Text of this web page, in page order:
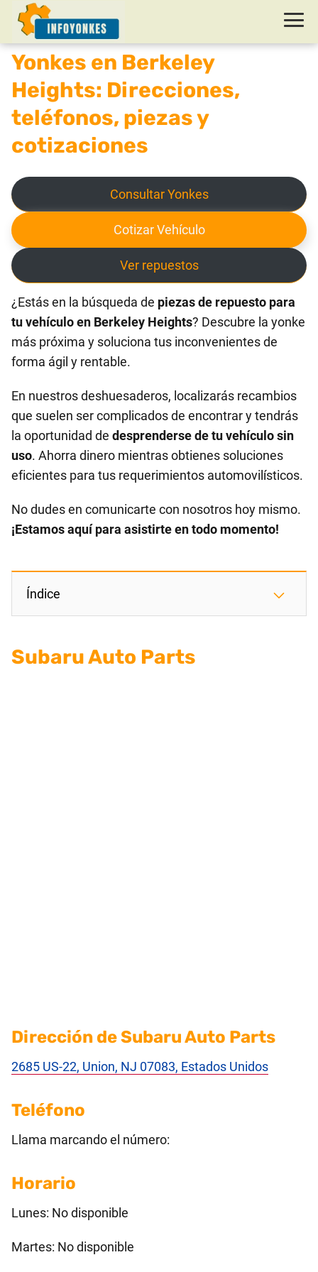
Yonkes en Berkeley
Heights: Direcciones,
teléfonos, piezas y
cotizaciones
Consultar Yonkes
Cotizar Vehículo
Ver repuestos
¿Estás en la búsqueda de piezas de repuesto para
tu vehículo en Berkeley Heights? Descubre la yonke
más próxima y soluciona tus inconvenientes de
forma ágil y rentable.
En nuestros deshuesaderos, localizarás recambios
que suelen ser complicados de encontrar y tendrás
la oportunidad de desprenderse de tu vehículo sin
uso. Ahorra dinero mientras obtienes soluciones
eficientes para tus requerimientos automovilísticos.
No dudes en comunicarte con nosotros hoy mismo.
¡Estamos aquí para asistirte en todo momento!
Índice
Subaru Auto Parts
Dirección de Subaru Auto Parts
2685 US-22, Union, NJ 07083, Estados Unidos
Teléfono
Llama marcando el número:
Horario
Lunes: No disponible
Martes: No disponible